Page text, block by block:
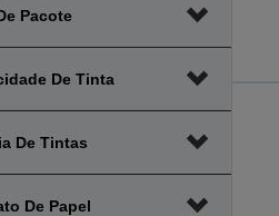
Pacote
De Tinta
De Tintas
De Papel